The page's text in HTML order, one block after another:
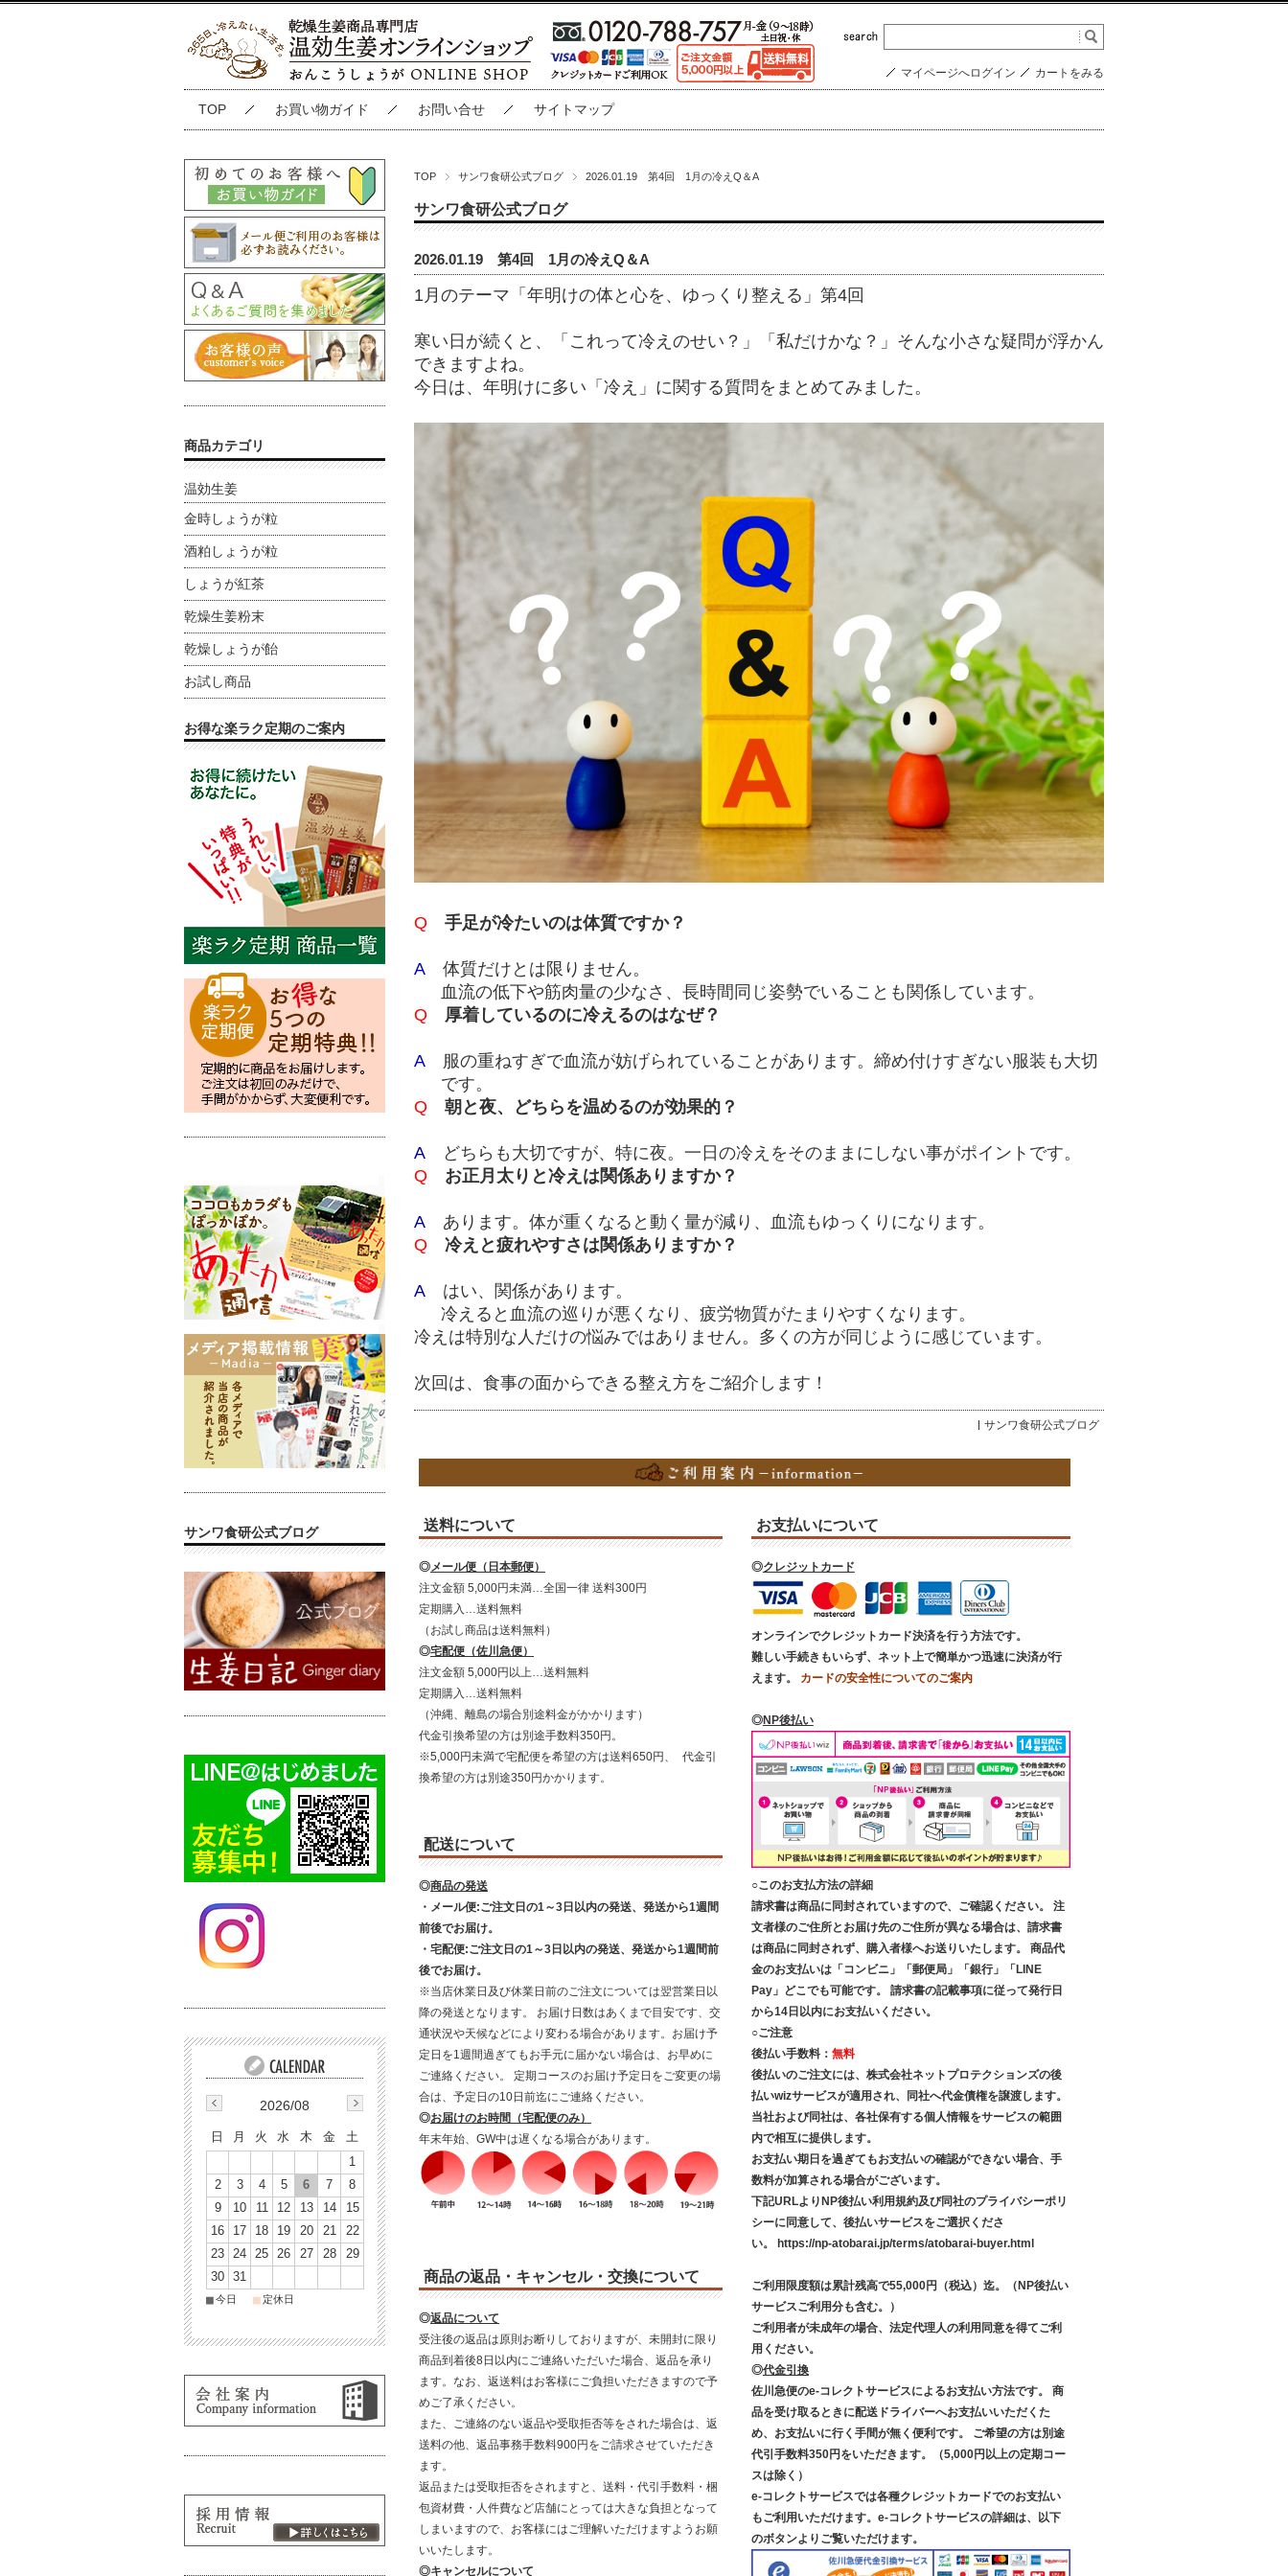
マイページへログイン カートをみる
TOP お買い物ガイド お問い合せ サイトマップ
TOP サンワ食研公式ブログ 2026.01.19 第4回 1月の冷えQ＆A
サンワ食研公式ブログ
2026.01.19 第4回 1月の冷えQ＆A
1月のテーマ「年明けの体と心を、ゆっくり整える」第4回
寒い日が続くと、「これって冷えのせい？」「私だけかな？」そんな小さな疑問が浮かん
できますよね。
今日は、年明けに多い「冷え」に関する質問をまとめてみました。
Q 手足が冷たいのは体質ですか？
A 体質だけとは限りません。
血流の低下や筋肉量の少なさ、長時間同じ姿勢でいることも関係しています。
Q
厚着しているのに冷えるのはなぜ？
A 服の重ねすぎで血流が妨げられていることがあります。締め付けすぎない服装も大切
です。
Q
朝と夜、どちらを温めるのが効果的？
A どちらも大切ですが、特に夜。一日の冷えをそのままにしない事がポイントです。
Q
お正月太りと冷えは関係ありますか？
A あります。体が重くなると動く量が減り、血流もゆっくりになります。
Q
冷えと疲れやすさは関係ありますか？
A はい、関係があります。
冷えると血流の巡りが悪くなり、疲労物質がたまりやすくなります。
冷えは特別な人だけの悩みではありません。多くの方が同じように感じています。
次回は、食事の面からできる整え方をご紹介します！
サンワ食研公式ブログ
送料について
◎メール便（日本郵便）
注文金額 5,000円未満…全国一律 送料300円
定期購入…送料無料
（お試し商品は送料無料）
◎宅配便（佐川急便）
注文金額 5,000円以上…送料無料
定期購入…送料無料
（沖縄、離島の場合別途料金がかかります）
代金引換希望の方は別途手数料350円。
※5,000円未満で宅配便を希望の方は送料650円、 代金引
換希望の方は別途350円かかります。
配送について
◎商品の発送
・メール便:ご注文日の1～3日以内の発送、発送から1週間
前後でお届け。
・宅配便:ご注文日の1～3日以内の発送、発送から1週間前
後でお届け。
※当店休業日及び休業日前のご注文については翌営業日以
降の発送となります。 お届け日数はあくまで目安です、交
通状況や天候などにより変わる場合があります。お届け予
定日を1週間過ぎてもお手元に届かない場合は、お早めに
ご連絡ください。 定期コースのお届け予定日をご変更の場
合は、予定日の10日前迄にご連絡ください。
◎お届けのお時間（宅配便のみ）
年末年始、GW中は遅くなる場合があります。
商品の返品・キャンセル・交換について
◎返品について
受注後の返品は原則お断りしておりますが、未開封に限り
商品到着後8日以内にご連絡いただいた場合、返品を承り
ます。なお、返送料はお客様にご負担いただきますので予
めご了承ください。
また、ご連絡のない返品や受取拒否等をされた場合は、返
送料の他、返品事務手数料900円をご請求させていただき
ます。
返品または受取拒否をされますと、送料・代引手数料・梱
包資材費・人件費など店舗にとっては大きな負担となって
しまいますので、お客様にはご理解いただけますようお願
いいたします。
◎キャンセルについて
お支払いについて
◎クレジットカード
オンラインでクレジットカード決済を行う方法です。
難しい手続きもいらず、ネット上で簡単かつ迅速に決済が行
えます。 カードの安全性についてのご案内
◎NP後払い
○このお支払方法の詳細
請求書は商品に同封されていますので、ご確認ください。 注
文者様のご住所とお届け先のご住所が異なる場合は、請求書
は商品に同封されず、購入者様へお送りいたします。 商品代
金のお支払いは「コンビニ」「郵便局」「銀行」「LINE
Pay」どこでも可能です。 請求書の記載事項に従って発行日
から14日以内にお支払いください。
○ご注意
後払い手数料： 無料
後払いのご注文には、株式会社ネットプロテクションズの後
払いwizサービスが適用され、同社へ代金債権を譲渡します。
当社および同社は、各社保有する個人情報をサービスの範囲
内で相互に提供します。
お支払い期日を過ぎてもお支払いの確認ができない場合、手
数料が加算される場合がございます。
下記URLよりNP後払い利用規約及び同社のプライバシーポリ
シーに同意して、後払いサービスをご選択くださ
い。 https://np-atobarai.jp/terms/atobarai-buyer.html
ご利用限度額は累計残高で55,000円（税込）迄。（NP後払い
サービスご利用分も含む。）
ご利用者が未成年の場合、法定代理人の利用同意を得てご利
用ください。
◎代金引換
佐川急便のe-コレクトサービスによるお支払い方法です。 商
品を受け取るときに配送ドライバーへお支払いいただくた
め、お支払いに行く手間が無く便利です。 ご希望の方は別途
代引手数料350円をいただきます。（5,000円以上の定期コー
スは除く）
e-コレクトサービスでは各種クレジットカードでのお支払い
もご利用いただけます。e-コレクトサービスの詳細は、以下
のボタンよりご覧いただけます。
商品カテゴリ
温効生姜
金時しょうが粒
酒粕しょうが粒
しょうが紅茶
乾燥生姜粉末
乾燥しょうが飴
お試し商品
お得な楽ラク定期のご案内
サンワ食研公式ブログ
2026/08
日 月 火 水 木 金
土
1
2
3 4 5 6 7
8
9
10 11 12 13 14
15
16
17 18 19 20 21
22
23
24 25 26 27 28
29
30
31
■今日 ■ 定休日